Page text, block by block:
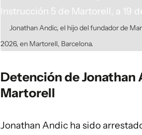
Jonathan Andic, el hijo del fundador de
2026, en Martorell, Barcelona.
Detención de Jonathan
Martorell
Jonathan Andic ha sido